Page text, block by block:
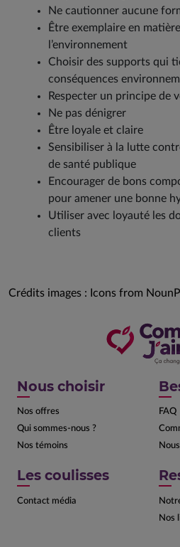
Ne cautionner aucune
Être exemplaire en
l’environnement
Choisir des supports qui
conséquences
Respecter un principe de
Ne pas dénigrer
Être loyale et claire
Sensibiliser à la lutte
de santé publique
Encourager de bons
pour amener une bonne
Utiliser avec loyauté les
clients
Crédits images : Icons from
Nous choisir
Nos offres
Qui sommes-nous ?
Nos témoins
FAQ
Les coulisses
Contact média
Nos